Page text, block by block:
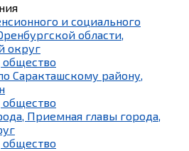
и социального
области,
округ
общество
Саракташскому району,
общество
Приемная главы города,
общество